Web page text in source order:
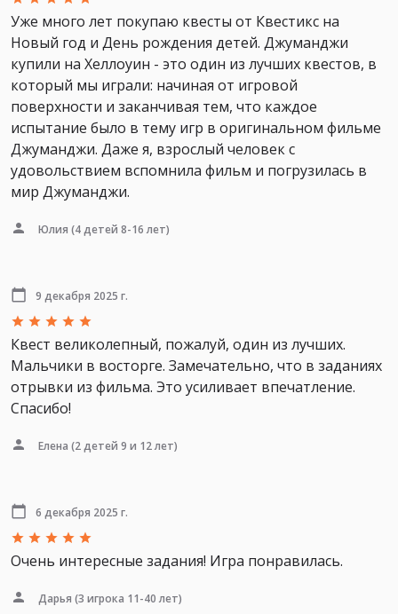
Уже много лет покупаю квесты от Квестикс на
Новый год и День рождения детей. Джуманджи
купили на Хеллоуин - это один из лучших квестов, в
который мы играли: начиная от игровой
поверхности и заканчивая тем, что каждое
испытание было в тему игр в оригинальном фильме
Джуманджи. Даже я, взрослый человек с
удовольствием вспомнила фильм и погрузилась в
мир Джуманджи.
Юлия (4 детей 8-16 лет)
9 декабря 2025 г.
Квест великолепный, пожалуй, один из лучших.
Мальчики в восторге. Замечательно, что в заданиях
отрывки из фильма. Это усиливает впечатление.
Спасибо!
Елена (2 детей 9 и 12 лет)
6 декабря 2025 г.
Очень интересные задания! Игра понравилась.
Дарья (3 игрока 11-40 лет)